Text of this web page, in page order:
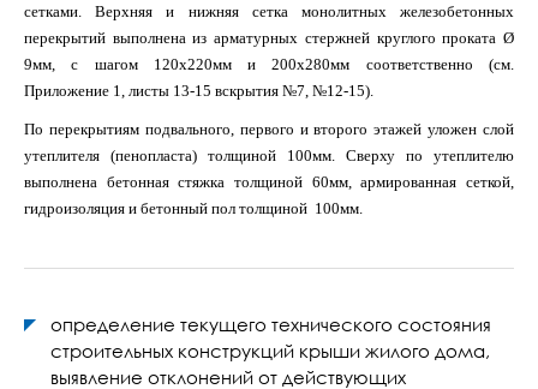
сетками. Верхняя и нижняя сетка монолитных железобетонных
перекрытий выполнена из арматурных стержней круглого проката Ø
9мм, с шагом 120х220мм и 200х280мм соответственно (см.
Приложение 1, листы 13-15 вскрытия №7, №12-15).
По перекрытиям подвального, первого и второго этажей уложен слой
утеплителя (пенопласта) толщиной 100мм. Сверху по утеплителю
выполнена бетонная стяжка толщиной 60мм, армированная сеткой,
гидроизоляция и бетонный пол толщиной 100мм.
определение текущего технического состояния
строительных конструкций крыши жилого дома,
выявление отклонений от действующих